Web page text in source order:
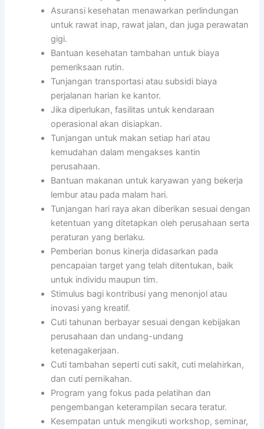
Asuransi kesehatan menawarkan perlindungan
untuk rawat inap, rawat jalan, dan juga perawatan
gigi.
Bantuan kesehatan tambahan untuk biaya
pemeriksaan rutin.
Tunjangan transportasi atau subsidi biaya
perjalanan harian ke kantor.
Jika diperlukan, fasilitas untuk kendaraan
operasional akan disiapkan.
Tunjangan untuk makan setiap hari atau
kemudahan dalam mengakses kantin
perusahaan.
Bantuan makanan untuk karyawan yang bekerja
lembur atau pada malam hari.
Tunjangan hari raya akan diberikan sesuai dengan
ketentuan yang ditetapkan oleh perusahaan serta
peraturan yang berlaku.
Pemberian bonus kinerja didasarkan pada
pencapaian target yang telah ditentukan, baik
untuk individu maupun tim.
Stimulus bagi kontribusi yang menonjol atau
inovasi yang kreatif.
Cuti tahunan berbayar sesuai dengan kebijakan
perusahaan dan undang-undang
ketenagakerjaan.
Cuti tambahan seperti cuti sakit, cuti melahirkan,
dan cuti pernikahan.
Program yang fokus pada pelatihan dan
pengembangan keterampilan secara teratur.
Kesempatan untuk mengikuti workshop, seminar,